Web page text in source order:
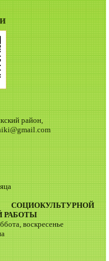
район,
РАБОТЫ
воскресенье